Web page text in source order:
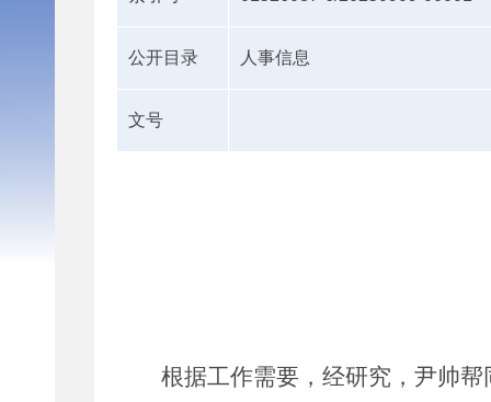
公开目录 人事信息
文号
根据工作需要，经研究，尹帅